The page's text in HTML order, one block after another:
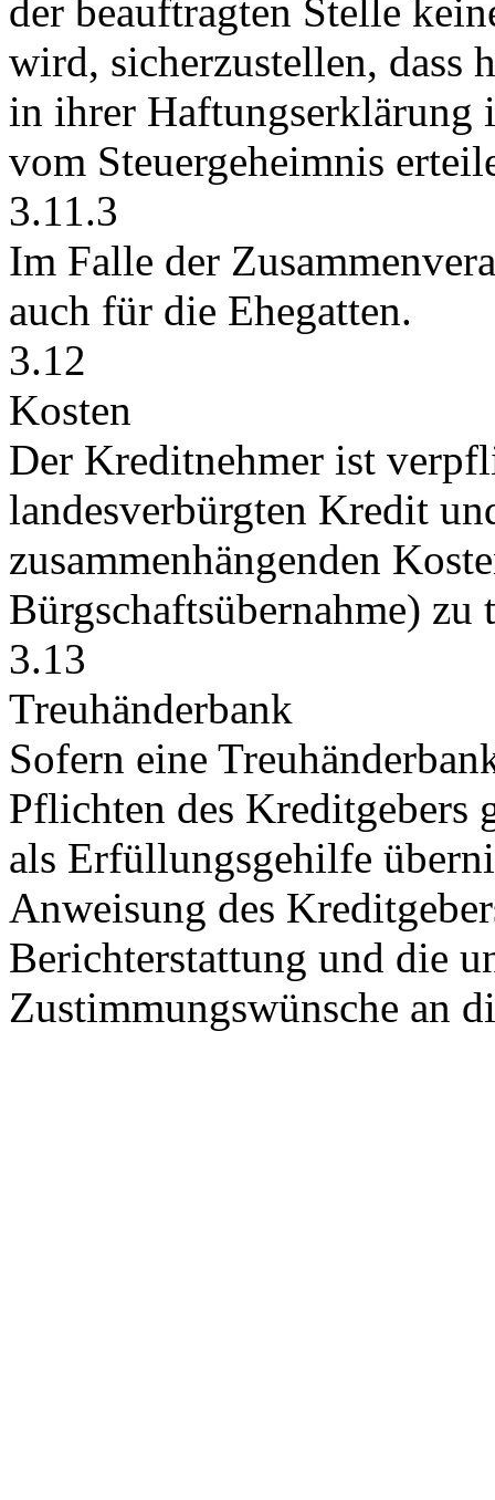
der beauftragten Stelle
wird, sicherzustellen, dass
in ihrer Haftungserklärung
vom Steuergeheimnis
3.11.3
Im Falle der
auch für die Ehegatten.
3.12
Kosten
Der Kreditnehmer ist
landesverbürgten Kredit
zusammenhängenden
Bürgschaftsübernahme) zu
3.13
Treuhänderbank
Sofern eine
Pflichten des Kreditgebers
als Erfüllungsgehilfe
Anweisung des
Berichterstattung und die
Zustimmungswünsche an